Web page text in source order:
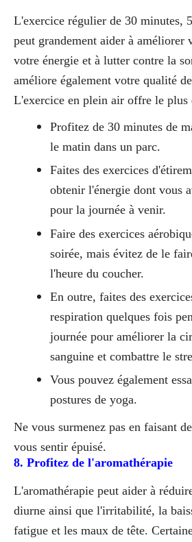
L'exercice régulier de 30 minutes,
peut grandement aider à améliorer
votre énergie et à lutter contre la
améliore également votre qualité
L'exercice en plein air offre le plus
Profitez de 30 minutes de
le matin dans un parc.
Faites des exercices
obtenir l'énergie dont vous
pour la journée à venir.
Faire des exercices
soirée, mais évitez de le
l'heure du coucher.
En outre, faites des
respiration quelques fois
journée pour améliorer la
sanguine et combattre le
Vous pouvez également
postures de yoga.
Ne vous surmenez pas en faisant
vous sentir épuisé.
8. Profitez de l'aromathérapie
L'aromathérapie peut aider à
diurne ainsi que l'irritabilité, la
fatigue et les maux de tête.